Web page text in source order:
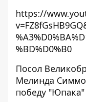
https://
%BD%D0%B0
Посол
Мелинда
победу